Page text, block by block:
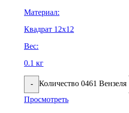
Материал:
Квадрат 12х12
Вес:
0.1 кг
- Количество 0461 Вензеля
Просмотреть